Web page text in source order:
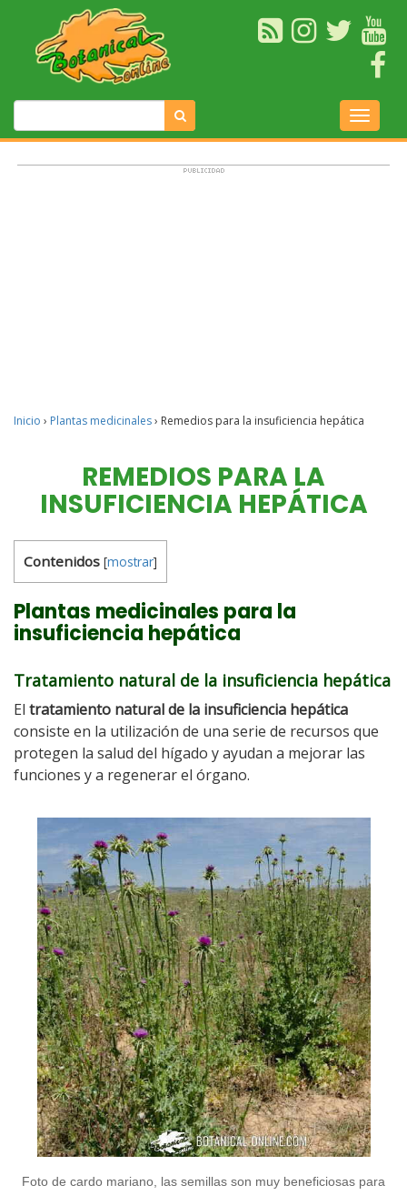
Inicio › Plantas medicinales› Remedios para la insuficiencia hepática
REMEDIOS PARA LA
INSUFICIENCIA HEPÁTICA
Contenidos [mostrar]
Plantas medicinales para la
insuficiencia hepática
Tratamiento natural de la insuficiencia hepática
El tratamiento natural de la insuficiencia hepática
consiste en la utilización de una serie de recursos que
protegen la salud del hígado y ayudan a mejorar las
funciones y a regenerar el órgano.
Foto de cardo mariano, las semillas son muy beneficiosas para